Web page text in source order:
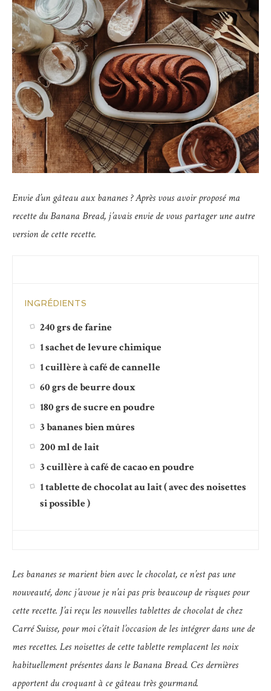
Envie d’un gâteau aux bananes ? Après vous avoir proposé ma
recette du Banana Bread, j’avais envie de vous partager une autre
version de cette recette.
INGRÉDIENTS
240 grs de farine
1 sachet de levure chimique
1 cuillère à café de cannelle
60 grs de beurre doux
180 grs de sucre en poudre
3 bananes bien mûres
200 ml de lait
3 cuillère à café de cacao en poudre
1 tablette de chocolat au lait ( avec des noisettes
si possible )
Les bananes se marient bien avec le chocolat, ce n’est pas une
nouveauté, donc j’avoue je n’ai pas pris beaucoup de risques pour
cette recette. J’ai reçu les nouvelles tablettes de chocolat de chez
Carré Suisse, pour moi c’était l’occasion de les intégrer dans une de
mes recettes. Les noisettes de cette tablette remplacent les noix
habituellement présentes dans le Banana Bread. Ces dernières
apportent du croquant à ce gâteau très gourmand.